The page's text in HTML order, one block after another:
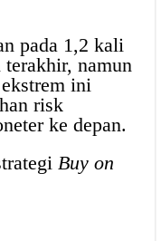
pada 1,2 kali
namun
ini
risk
ke depan.
Buy on